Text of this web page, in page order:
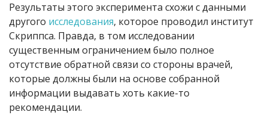
Результаты этого эксперимента схожи с данными
другого исследования, которое проводил институт
Скриппса. Правда, в том исследовании
существенным ограничением было полное
отсутствие обратной связи со стороны врачей,
которые должны были на основе собранной
информации выдавать хоть какие-то
рекомендации.